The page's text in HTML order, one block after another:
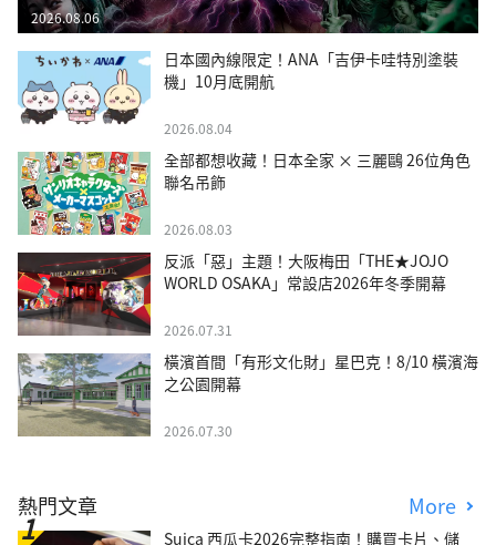
2026.08.06
日本國內線限定！ANA「吉伊卡哇特別塗裝
機」10月底開航
2026.08.04
全部都想收藏！日本全家 × 三麗鷗 26位角色
聯名吊飾
2026.08.03
反派「惡」主題！大阪梅田「THE★JOJO
WORLD OSAKA」常設店2026年冬季開幕
2026.07.31
橫濱首間「有形文化財」星巴克！8/10 橫濱海
之公園開幕
2026.07.30
熱門文章 More
Suica 西瓜卡2026完整指南！購買卡片、儲